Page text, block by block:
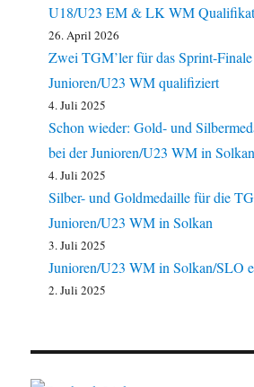
U18/U23 EM & LK WM
26. April 2026
Zwei TGM’ler für das Sprint-
Junioren/U23 WM qualifiziert
4. Juli 2025
Schon wieder: Gold- und
bei der Junioren/U23 WM in Solkan
4. Juli 2025
Silber- und Goldmedaille für die
Junioren/U23 WM in Solkan
3. Juli 2025
Junioren/U23 WM in Solkan/SLO
2. Juli 2025